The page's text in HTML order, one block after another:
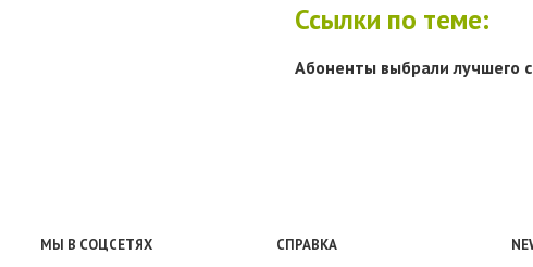
Ссылки по теме:
Абоненты выбрали лучшего
МЫ В СОЦСЕТЯХ СПРАВКА